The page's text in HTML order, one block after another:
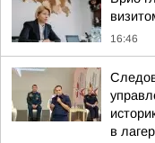
16:46
в